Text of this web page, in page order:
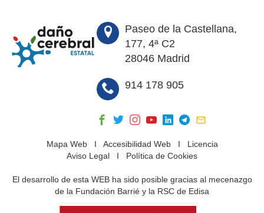
Paseo de la Castellana,
177, 4ª C2
28046 Madrid
914 178 905
Mapa WebI Accesibilidad WebI Licencia
Aviso Legal I Política de Cookies
El desarrollo de esta WEB ha sido posible gracias al mecenazgo
de la Fundación Barrié y la RSC de Edisa